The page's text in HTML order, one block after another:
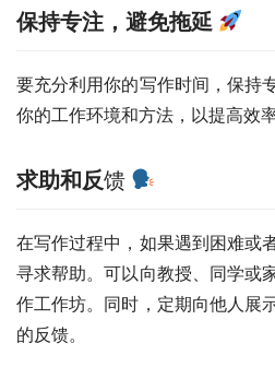
保持专注，避免拖延
要充分利用你的写作时间，保持
你的工作环境和方法，以提高效率
求助和反馈
在写作过程中，如果遇到困难或
寻求帮助。可以向教授、同学或
作工作坊。同时，定期向他人展
的反馈。